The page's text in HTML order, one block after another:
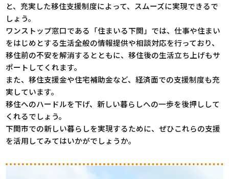
と、充実した移住支援制度によって、スムーズに実現できるで
しょう。
ワンストップ窓口である「住まいる下関」では、仕事や住まい
をはじめとする生活全般の情報提供や相談対応を行っており、
移住前の不安を解消するとともに、移住後の生活立ち上げもサ
ポートしてくれます。
また、移住支援金や住宅補助金など、経済面での支援制度も充
実しています。
移住へのハードルを下げ、新しい暮らしへの一歩を後押しして
くれるでしょう。
下関市での新しい暮らしを実現するために、ぜひこれらの支援
を活用してみてはいかがでしょうか。